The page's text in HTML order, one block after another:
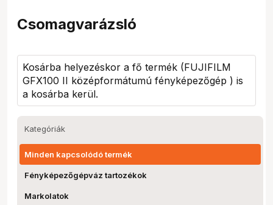
Csomagvarázsló
Kosárba helyezéskor a fő termék (FUJIFILM
GFX100 II középformátumú fényképezőgép ) is
a kosárba kerül.
Kategóriák
Minden kapcsolódó termék
Fényképezőgépváz tartozékok
Markolatok